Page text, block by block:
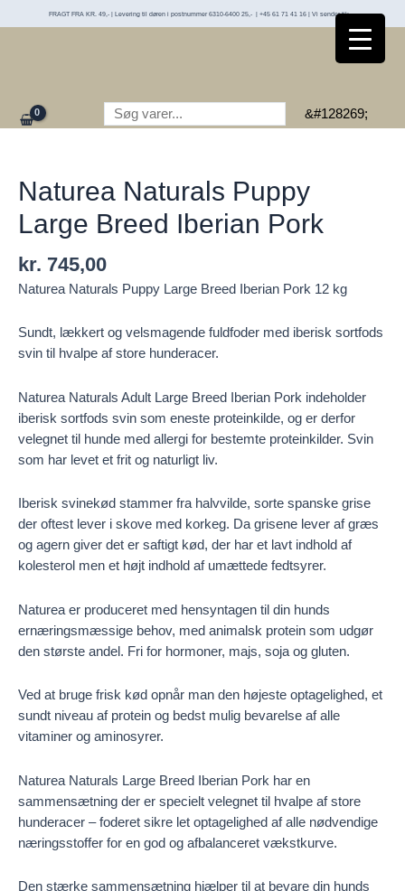
til
FRAGT FRA KR. 49,- | Levering til døren i postnummer 6310-6400 25,- | +45 61 71 41 16 | Vi sender til:
Søg &#128269;
Naturea Naturals Puppy
Large Breed Iberian Pork
kr. 745,00
Naturea Naturals Puppy Large Breed Iberian Pork 12 kg
Sundt, lækkert og velsmagende fuldfoder med iberisk sortfods
svin til hvalpe af store hunderacer.
Naturea Naturals Adult Large Breed Iberian Pork indeholder
iberisk sortfods svin som eneste proteinkilde, og er derfor
velegnet til hunde med allergi for bestemte proteinkilder. Svin
som har levet et frit og naturligt liv.
Iberisk svinekød stammer fra halvvilde, sorte spanske grise
der oftest lever i skove med korkeg. Da grisene lever af græs
og agern giver det er saftigt kød, der har et lavt indhold af
kolesterol men et højt indhold af umættede fedtsyrer.
Naturea er produceret med hensyntagen til din hunds
ernæringsmæssige behov, med animalsk protein som udgør
den største andel. Fri for hormoner, majs, soja og gluten.
Ved at bruge frisk kød opnår man den højeste optagelighed, et
sundt niveau af protein og bedst mulig bevarelse af alle
vitaminer og aminosyrer.
Naturea Naturals Large Breed Iberian Pork har en
sammensætning der er specielt velegnet til hvalpe af store
hunderacer – foderet sikre let optagelighed af alle nødvendige
næringsstoffer for en god og afbalanceret vækstkurve.
Den stærke sammensætning hjælper til at bevare din hunds
Large
antal